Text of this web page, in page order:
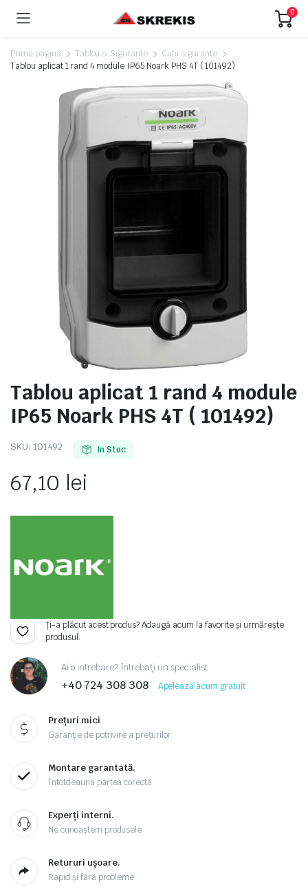
0
Prima pagină Tablou si Sigurante
Cutii sigurante
Tablou aplicat 1 rand 4 module IP65 Noark PHS 4T ( 101492)
Tablou aplicat 1 rand 4 module
IP65 Noark PHS 4T ( 101492)
SKU: 101492 In Stoc
67,10 lei
Ți-a plăcut acest produs? Adaugă acum la favorite și urmărește
produsul.
Ai o intrebare? Întrebați un specialist
+40 724 308 308 Apelează acum gratuit
Prețuri mici
Garanție de potrivire a prețurilor
Montare garantată.
Întotdeauna partea corectă
Experți interni.
Ne cunoaștem produsele
Retururi ușoare.
Rapid și fără probleme